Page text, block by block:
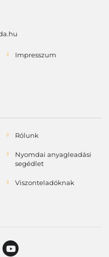
Impresszum
Rólunk
Nyomdai anyagleadási
segédlet
Viszonteladóknak